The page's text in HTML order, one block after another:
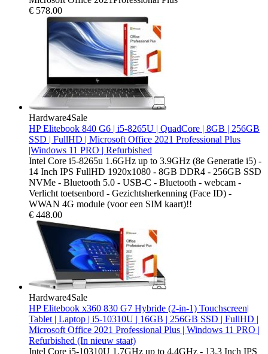
€ 578.00
Hardware4Sale
HP Elitebook 840 G6 | i5-8265U | QuadCore | 8GB | 256GB
SSD | FullHD | Microsoft Office 2021 Professional Plus
|Windows 11 PRO | Refurbished
Intel Core i5-8265u 1.6GHz up to 3.9GHz (8e Generatie i5) -
14 Inch IPS FullHD 1920x1080 - 8GB DDR4 - 256GB SSD
NVMe - Bluetooth 5.0 - USB-C - Bluetooth - webcam -
Verlicht toetsenbord - Gezichtsherkenning (Face ID) -
WWAN 4G module (voor een SIM kaart)!!
€ 448.00
Hardware4Sale
HP Elitebook x360 830 G7 Hybride (2-in-1) Touchscreen|
Tablet | Laptop | i5-10310U | 16GB | 256GB SSD | FullHD |
Microsoft Office 2021 Professional Plus | Windows 11 PRO |
Refurbished (In nieuw staat)
Intel Core i5-10310U 1.7GHz up to 4.4GHz - 13.3 Inch IPS